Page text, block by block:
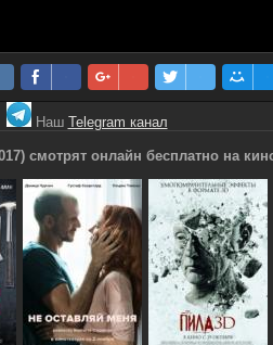
Наш Telegram канал
смотрят онлайн бесплатно на